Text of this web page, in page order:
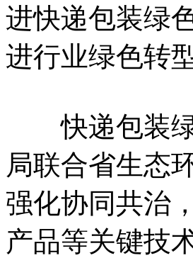
进快递包装绿
进行业绿色转型
快递包装绿
局联合省生态
强化协同共治
产品等关键技